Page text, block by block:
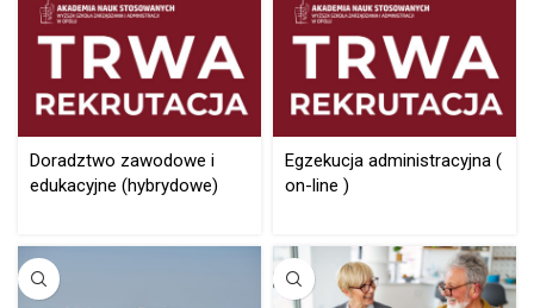
Doradztwo zawodowe i
edukacyjne (hybrydowe)
Egzekucja administracyjna (
on-line )